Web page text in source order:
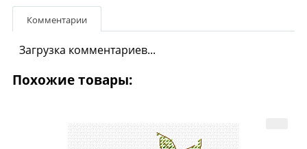
Комментарии
Загрузка комментариев...
Похожие товары: